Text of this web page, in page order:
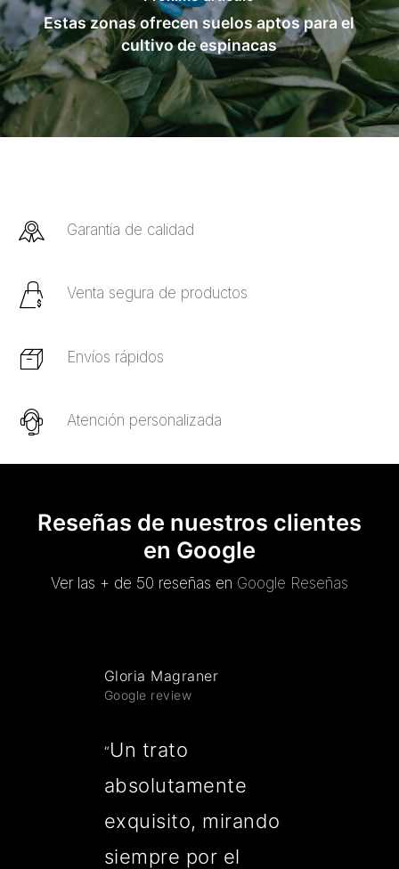
Estas zonas ofrecen suelos aptos para el
cultivo de espinacas
Garantía de calidad
Venta segura de productos
Envíos rápidos
Atención personalizada
Reseñas de nuestros clientes
en Google
Ver las + de 50 reseñas en Google Reseñas
Gloria Magraner
Google review
“Un trato
absolutamente
exquisito, mirando
siempre por el